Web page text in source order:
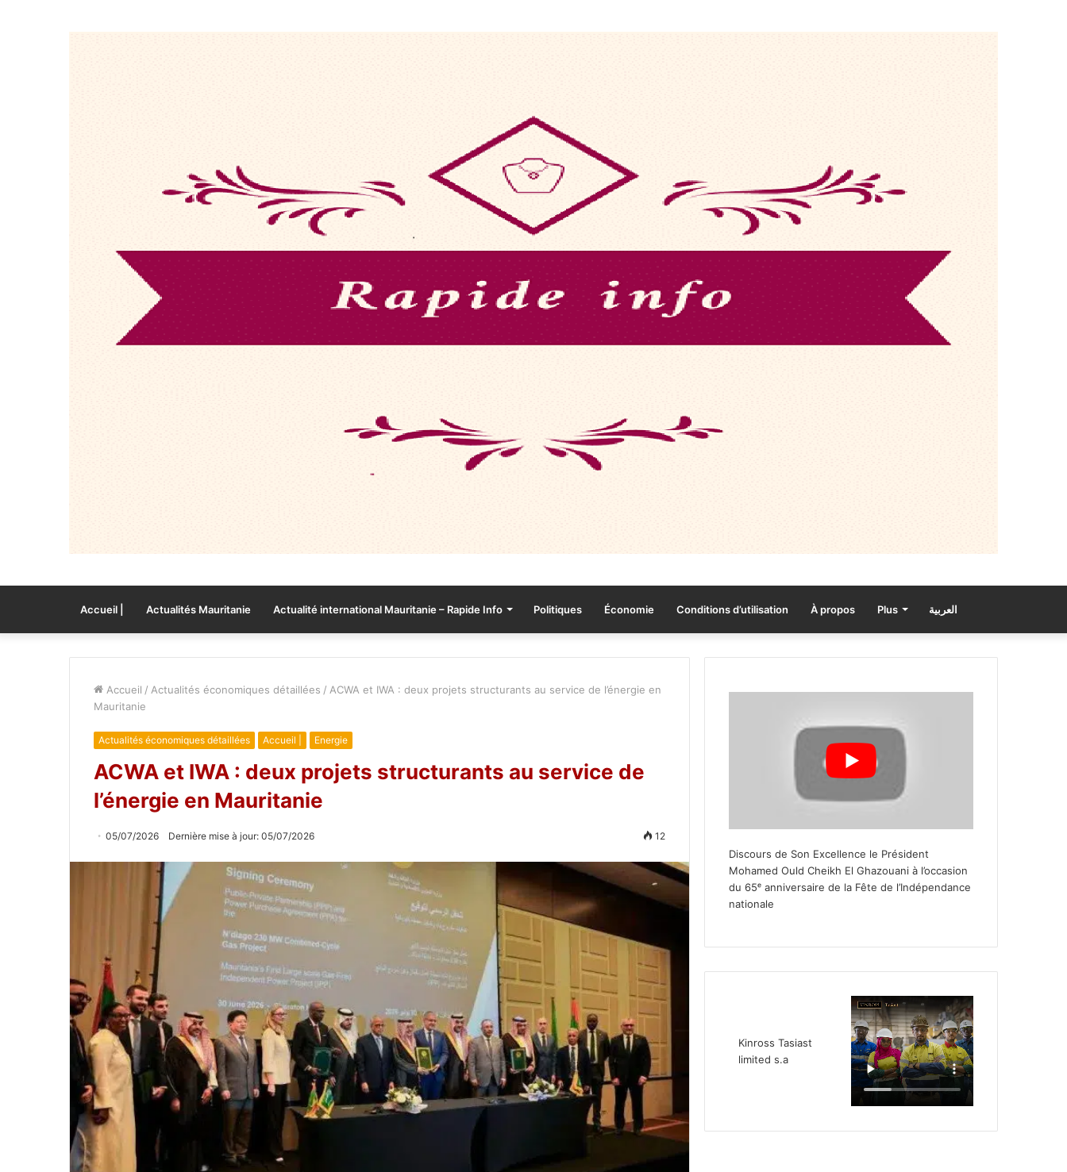
Accueil | Actualités Mauritanie Actualité international Mauritanie – Rapide Info Politiques Économie Conditions d’utilisation À propos Plus العربية
Accueil / Actualités économiques détaillées / ACWA et IWA : deux projets structurants au service de l’énergie en
Mauritanie
Actualités économiques détaillées Accueil | Energie
ACWA et IWA : deux projets structurants au service de
l’énergie en Mauritanie
05/07/2026 Dernière mise à jour: 05/07/2026 12
Discours de Son Excellence le Président
Mohamed Ould Cheikh El Ghazouani à l’occasion
du 65ᵉ anniversaire de la Fête de l’Indépendance
nationale
Kinross Tasiast
limited s.a